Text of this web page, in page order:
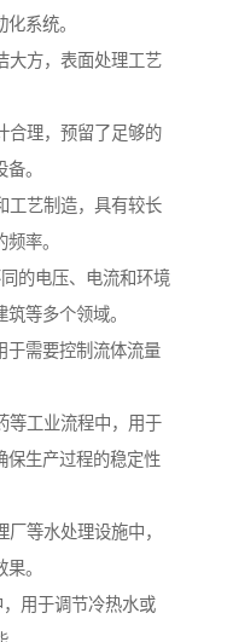
系统。
大方，表面处理工艺
合理，预留了足够的
。
工艺制造，具有较长
率。
的电压、电流和环境
等多个领域。
于需要控制流体流量
等工业流程中，用于
保生产过程的稳定性
等水处理设施中，
。
用于调节冷热水或